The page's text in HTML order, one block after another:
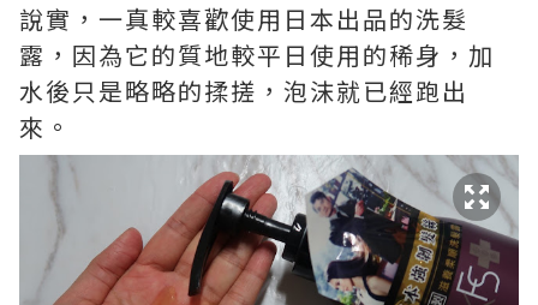
說實，一真較喜歡使用日本出品的洗髮
露，因為它的質地較平日使用的稀身，加
水後只是略略的揉搓，泡沫就已經跑出
來。